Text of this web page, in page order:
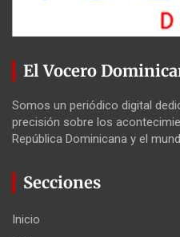
El Vocero
Somos un periódico digital
precisión sobre los
República Dominicana y el
Secciones
Inicio